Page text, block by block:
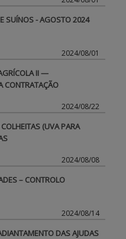
SUÍNOS - AGOSTO 2024
2024/08/01
II —
CONTRATAÇÃO
2024/08/22
(UVA PARA
2024/08/08
– CONTROLO
2024/08/14
DAS AJUDAS